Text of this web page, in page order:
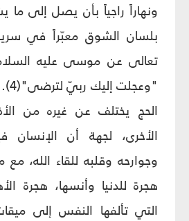
ونهاراً راجياً بأن يصل إلى ما
بلسان الشوق معبّراً في
تعالى عن موسى عليه
الحج يختلف عن غيره من
الأخرى، لجهة أن
وجوارحه وقلبه للقاء الله،
هجرة للدنيا وأنسها، هجرة
التي تألفها النفس إلى